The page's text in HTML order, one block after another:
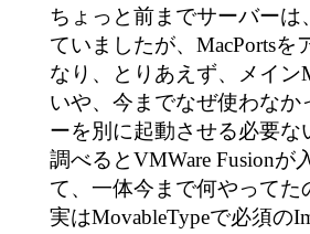
ちょっと前までサーバーは
ていましたが、MacPorts
なり、とりあえず、メイ
いや、今までなぜ使わな
ーを別に起動させる必要な
調べるとVMWare Fusionが
て、一体今まで何やってた
実はMovableTypeで必須の